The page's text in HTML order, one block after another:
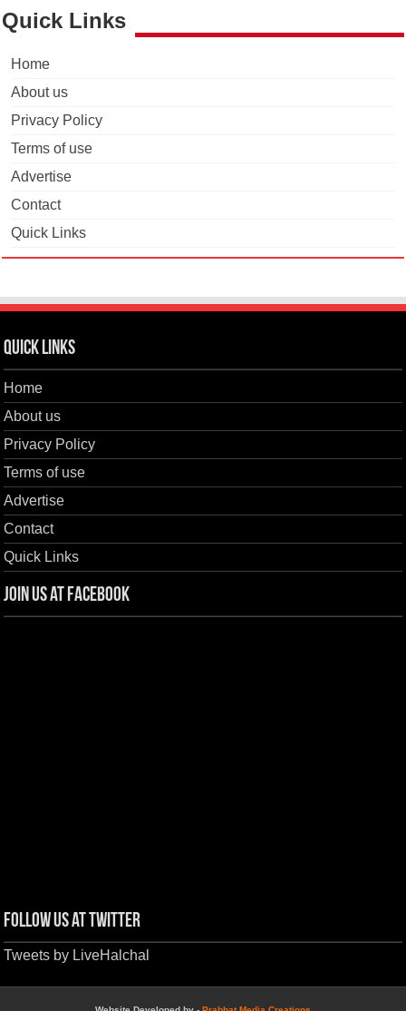
Quick Links
Home
About us
Privacy Policy
Terms of use
Advertise
Contact
Quick Links
Quick Links
Home
About us
Privacy Policy
Terms of use
Advertise
Contact
Quick Links
Join us at Facebook
Follow us at Twitter
Tweets by LiveHalchal